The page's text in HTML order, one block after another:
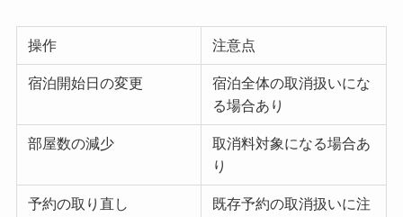
操作 注意点
宿泊開始日の変更
宿泊全体の取消扱いにな
る場合あり
部屋数の減少
取消料対象になる場合あ
り
予約の取り直し
既存予約の取消扱いに注